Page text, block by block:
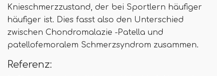
Knieschmerzzustand, der bei Sportlern häufiger
häufiger ist. Dies fasst also den Unterschied
zwischen Chondromalazie -Patella und
patellofemoralem Schmerzsyndrom zusammen.
Referenz: